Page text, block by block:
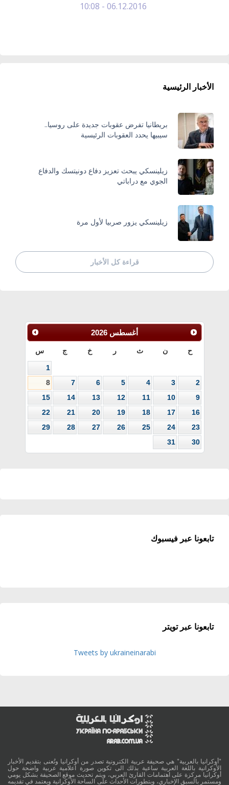
06.12.2016 - 10:08
الأخبار الرئيسية
بريطانيا تفرض عقوبات جديدة على روسيا..
سيبيها يحدد العقوبات الرئيسية
زيلينسكي يبحث تعزيز دفاع دونيتسك والدفاع
الجوي مع دراباتي
زيلينسكي يزور صربيا لأول مرة
قراءة كل الأخبار
أغسطس 2026
ح ن ث ر خ ج س
1
2
3
4
5
6
7
8
9
10
11
12
13
14
15
16
17
18
19
20
21
22
23
24
25
26
27
28
29
30
31
تابعونا عبر فيسبوك
تابعونا عبر تويتر
Tweets by ukraineinarabi
"أوكرانيا بالعربية" هي صحيفة عربية الكترونية تصدر من أوكرانيا وتُعنى بتقديم الأخبار
الأوكرانية باللغة العربية ساعية بذلك الى تكوين صورة اعلامية عربية واضحة حول
أوكرانيا مركزة على اهتمامات القارئ العربي، ويتم تحديث موقع الصحيفة بشكل يومي
ومستمر بالسبق الإخباري، وبتطورات الأحداث على الساحة الأوكرانية ويعتمد في تقديمه